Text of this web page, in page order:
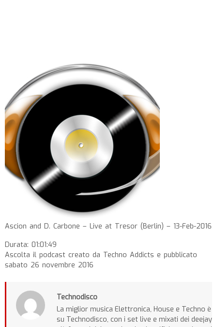
Ascion and D. Carbone – Live at Tresor (Berlin) – 13-Feb-2016
Durata: 01:01:49
Ascolta il podcast creato da Techno Addicts e pubblicato
sabato 26 novembre 2016
Technodisco
La miglior musica Elettronica, House e Techno è
su Technodisco, con i set live e mixati dei deejay